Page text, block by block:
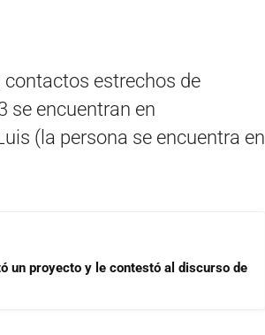
estrechos de
se encuentran en
(la persona se encuentra en
un proyecto y le contestó al discurso de